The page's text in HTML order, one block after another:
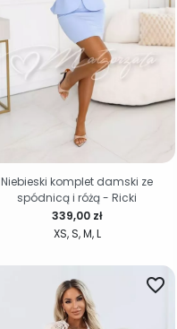
XS S M L
Cena
339,00 zł
Niebieski komplet damski ze
spódnicą i różą - Ricki
favorite_border